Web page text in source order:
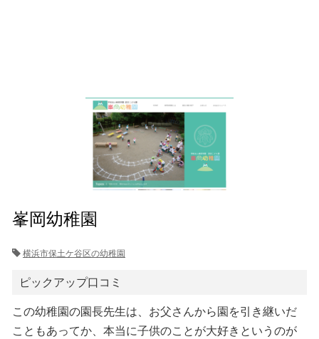
峯岡幼稚園
横浜市保土ケ谷区の幼稚園
ピックアップ口コミ
この幼稚園の園長先生は、お父さんから園を引き継いだ
こともあってか、本当に子供のことが大好きというのが